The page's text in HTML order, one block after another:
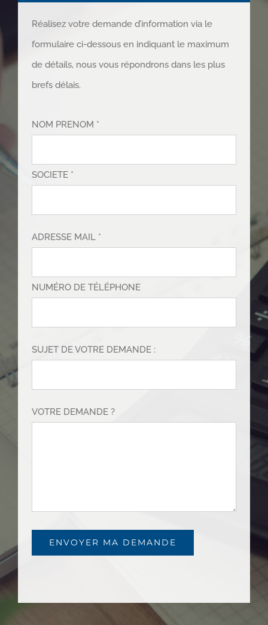
Réalisez votre demande d’information via le
formulaire ci-dessous en indiquant le maximum
de détails, nous vous répondrons dans les plus
brefs délais.
NOM PRENOM *
SOCIETE *
ADRESSE MAIL *
NUMÉRO DE TÉLÉPHONE
SUJET DE VOTRE DEMANDE :
VOTRE DEMANDE ?